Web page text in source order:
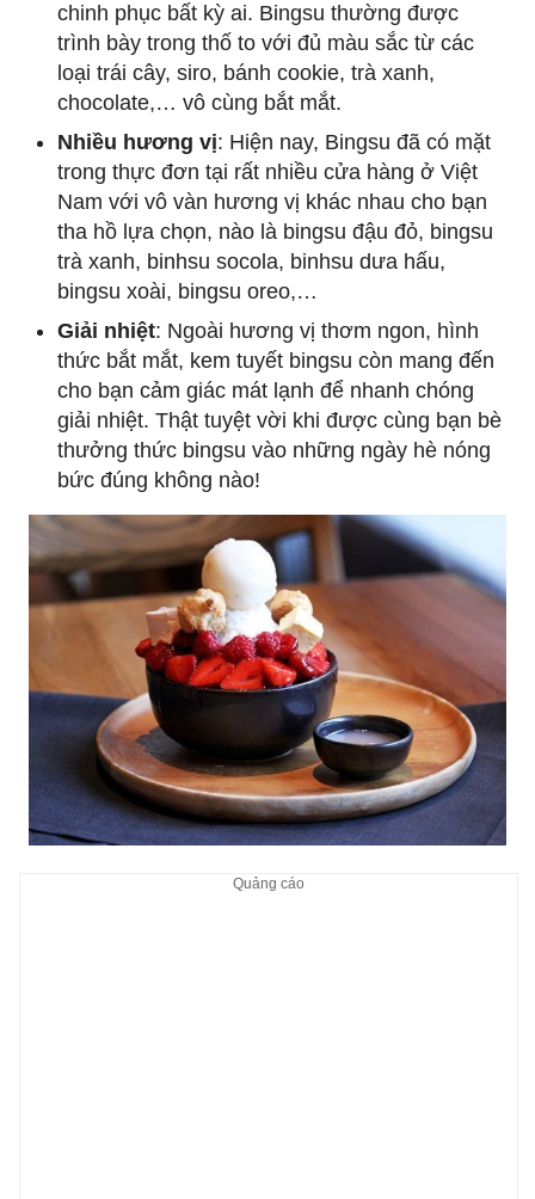
chinh phục bất kỳ ai. Bingsu thường được
trình bày trong thố to với đủ màu sắc từ các
loại trái cây, siro, bánh cookie, trà xanh,
chocolate,… vô cùng bắt mắt.
Nhiều hương vị: Hiện nay, Bingsu đã có mặt
trong thực đơn tại rất nhiều cửa hàng ở Việt
Nam với vô vàn hương vị khác nhau cho bạn
tha hồ lựa chọn, nào là bingsu đậu đỏ, bingsu
trà xanh, binhsu socola, binhsu dưa hấu,
bingsu xoài, bingsu oreo,…
Giải nhiệt: Ngoài hương vị thơm ngon, hình
thức bắt mắt, kem tuyết bingsu còn mang đến
cho bạn cảm giác mát lạnh để nhanh chóng
giải nhiệt. Thật tuyệt vời khi được cùng bạn bè
thưởng thức bingsu vào những ngày hè nóng
bức đúng không nào!